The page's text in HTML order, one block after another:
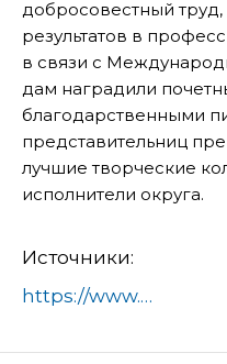
добросовестный
результатов в
в связи с
дам наградили
благодарственными
представительниц
лучшие творческие
исполнители округа.
Источники:
https://www.domod.ru/city/info/news/6_marta_na_stsene_mkts_pobeda_sostoyalsya_prazdnichnyy_kontsert_priurochennyy_k_mezhdunarodnomu_zhen/